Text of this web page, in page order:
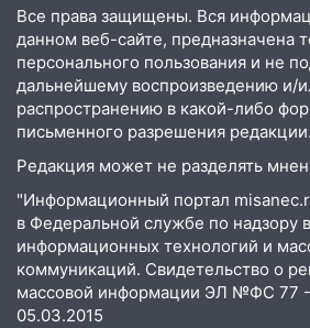
ошибки
06.08.2026
23:20 Прогноз погоды на 7
Ульяновской области
20:04 Ульяновцев
посвящённый Дню
России
19:12 В Ульяновской
руководителя частной
наказали за сокрытие
сотрудник
Все права защищены. Вся
данном веб-сайте, предназначена
персонального пользования и не
дальнейшему воспроизведению и/
распространению в какой-либо
письменного разрешения редакции.
Редакция может не разделять
"Информационный портал
в Федеральной службе по надзору
информационных технологий и
коммуникаций. Свидетельство о
массовой информации ЭЛ №ФС 77 -
05.03.2015